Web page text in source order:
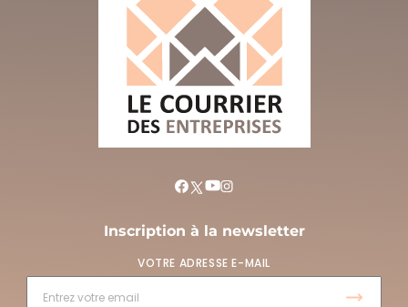
Inscription à la newsletter
VOTRE ADRESSE E-MAIL